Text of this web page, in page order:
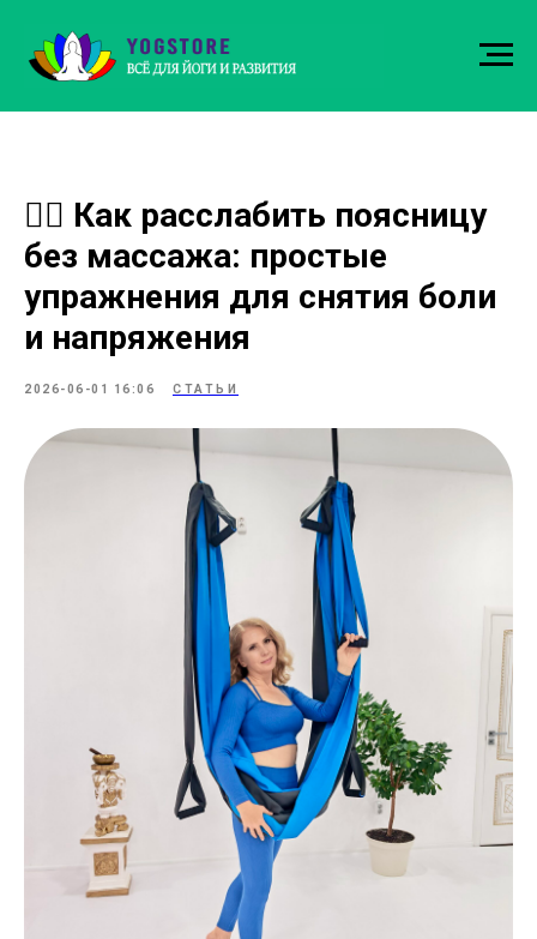
💆‍♀️ Как расслабить поясницу
без массажа: простые
упражнения для снятия боли
и напряжения
2026-06-01 16:06 СТАТЬИ